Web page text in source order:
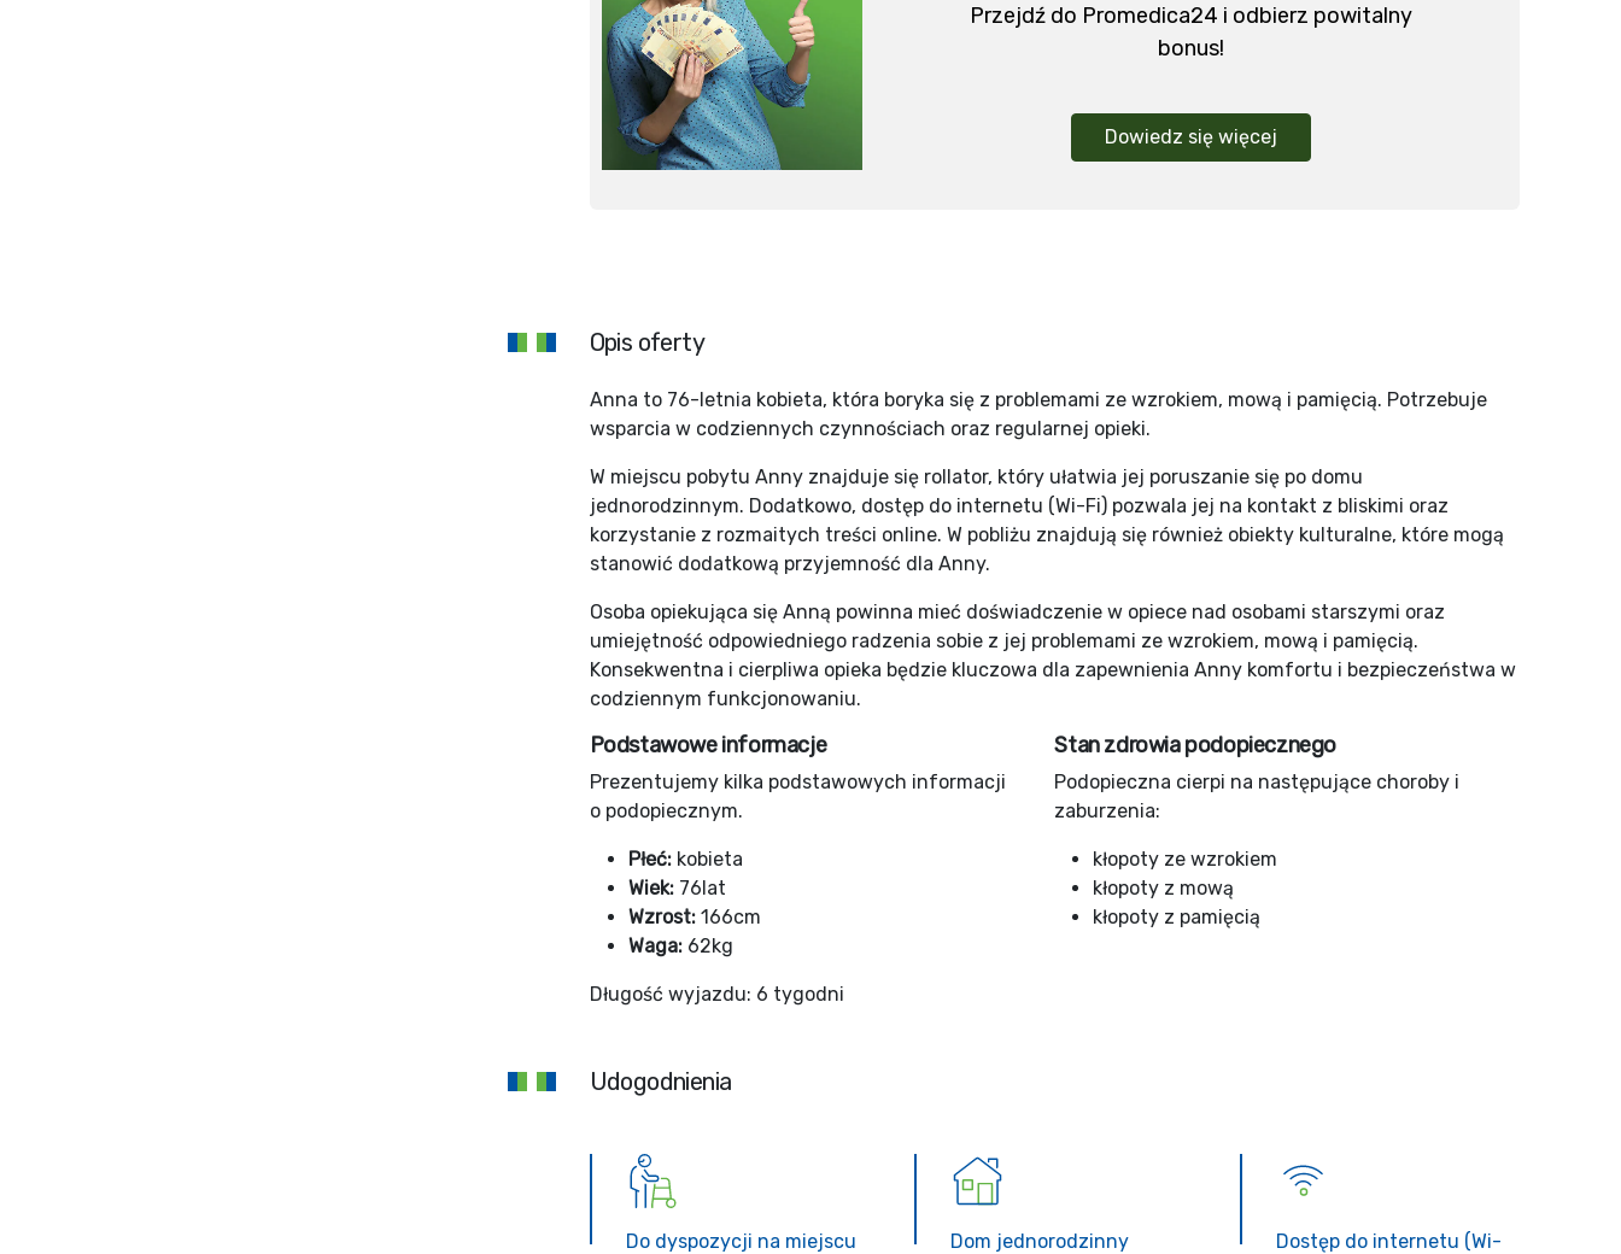
Przejdź do Promedica24 i odbierz powitalny
bonus!
Dowiedz się więcej
Opis oferty
Anna to 76-letnia kobieta, która boryka się z problemami ze wzrokiem, mową i pamięcią. Potrzebuje
wsparcia w codziennych czynnościach oraz regularnej opieki.
W miejscu pobytu Anny znajduje się rollator, który ułatwia jej poruszanie się po domu
jednorodzinnym. Dodatkowo, dostęp do internetu (Wi-Fi) pozwala jej na kontakt z bliskimi oraz
korzystanie z rozmaitych treści online. W pobliżu znajdują się również obiekty kulturalne, które mogą
stanowić dodatkową przyjemność dla Anny.
Osoba opiekująca się Anną powinna mieć doświadczenie w opiece nad osobami starszymi oraz
umiejętność odpowiedniego radzenia sobie z jej problemami ze wzrokiem, mową i pamięcią.
Konsekwentna i cierpliwa opieka będzie kluczowa dla zapewnienia Anny komfortu i bezpieczeństwa w
codziennym funkcjonowaniu.
Podstawowe informacje
Prezentujemy kilka podstawowych informacji
o podopiecznym.
Płeć: kobieta
Wiek: 76lat
Wzrost: 166cm
Waga: 62kg
Stan zdrowia podopiecznego
Podopieczna cierpi na następujące choroby i
zaburzenia:
kłopoty ze wzrokiem
kłopoty z mową
kłopoty z pamięcią
Długość wyjazdu: 6 tygodni
Udogodnienia
Do dyspozycji na miejscu
Dom jednorodzinny
Dostęp do internetu (Wi-